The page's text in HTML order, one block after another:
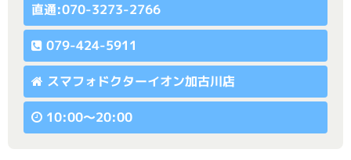
直通:070-3273-2766
079-424-5911
スマフォドクターイオン加古川店
10:00〜20:00